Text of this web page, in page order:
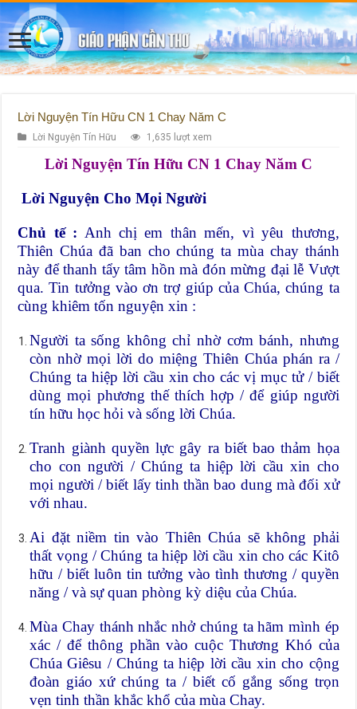
Lời Nguyện Tín Hữu CN 1 Chay Năm C
Lời Nguyện Tín Hữu 1,635 lượt xem
Lời Nguyện Tín Hữu CN 1 Chay Năm C
Lời Nguyện Cho Mọi Người
Chủ tế : Anh chị em thân mến, vì yêu thương,
Thiên Chúa đã ban cho chúng ta mùa chay thánh
này để thanh tẩy tâm hồn mà đón mừng đại lễ Vượt
qua. Tin tưởng vào ơn trợ giúp của Chúa, chúng ta
cùng khiêm tốn nguyện xin :
Người ta sống không chỉ nhờ cơm bánh, nhưng
còn nhờ mọi lời do miệng Thiên Chúa phán ra /
Chúng ta hiệp lời cầu xin cho các vị mục tử / biết
dùng mọi phương thế thích hợp / để giúp người
tín hữu học hỏi và sống lời Chúa.
Tranh giành quyền lực gây ra biết bao thảm họa
cho con người / Chúng ta hiệp lời cầu xin cho
mọi người / biết lấy tinh thần bao dung mà đối xử
với nhau.
Ai đặt niềm tin vào Thiên Chúa sẽ không phải
thất vọng / Chúng ta hiệp lời cầu xin cho các Kitô
hữu / biết luôn tin tưởng vào tình thương / quyền
năng / và sự quan phòng kỳ diệu của Chúa.
Mùa Chay thánh nhắc nhở chúng ta hãm mình ép
xác / để thông phần vào cuộc Thương Khó của
Chúa Giêsu / Chúng ta hiệp lời cầu xin cho cộng
đoàn giáo xứ chúng ta / biết cố gắng sống trọn
vẹn tinh thần khắc khổ của mùa Chay.